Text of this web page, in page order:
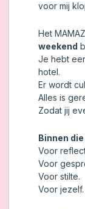
voor mij
Het
weekend
Je hebt
hotel.
Er wordt
Alles is
Zodat jij
Binnen
Voor
Voor
Voor stilte.
Voor jezelf.